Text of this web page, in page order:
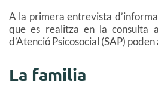
A la primera entrevista
que es realitza en la consulta
d’Atenció Psicosocial (SAP)
La familia